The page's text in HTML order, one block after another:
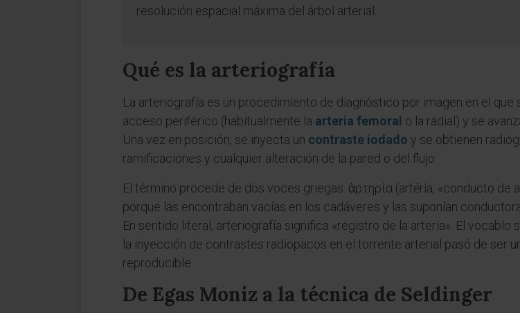
resolución espacial máxima del árbol arterial.
Qué es la arteriografía
La arteriografía es un procedimiento de diagnóstico por imagen en el
acceso periférico (habitualmente la arteria femoral o la radial) y se
Una vez en posición, se inyecta un contraste iodado y se obtienen
ramificaciones y cualquier alteración de la pared o del flujo.
El término procede de dos voces griegas: ἀρτηρία (artēría, «conducto de
porque las encontraban vacías en los cadáveres y las suponían
En sentido literal, arteriografía significa «registro de la arteria». El
la inyección de contrastes radiopacos en el torrente arterial pasó de ser
reproducible.
De Egas Moniz a la técnica de Seldinger